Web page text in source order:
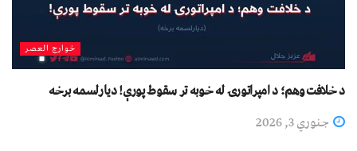
خوارج العصر
د خلافت وهم؛ د امپراتورۍ له خوبه تر سقوط پورې! دیارلسمه برخه
جنوري 3, 2026